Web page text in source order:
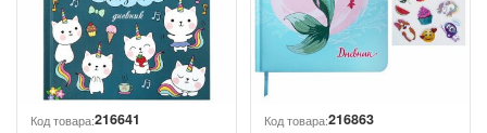
Код товара:216641 Код товара:216863